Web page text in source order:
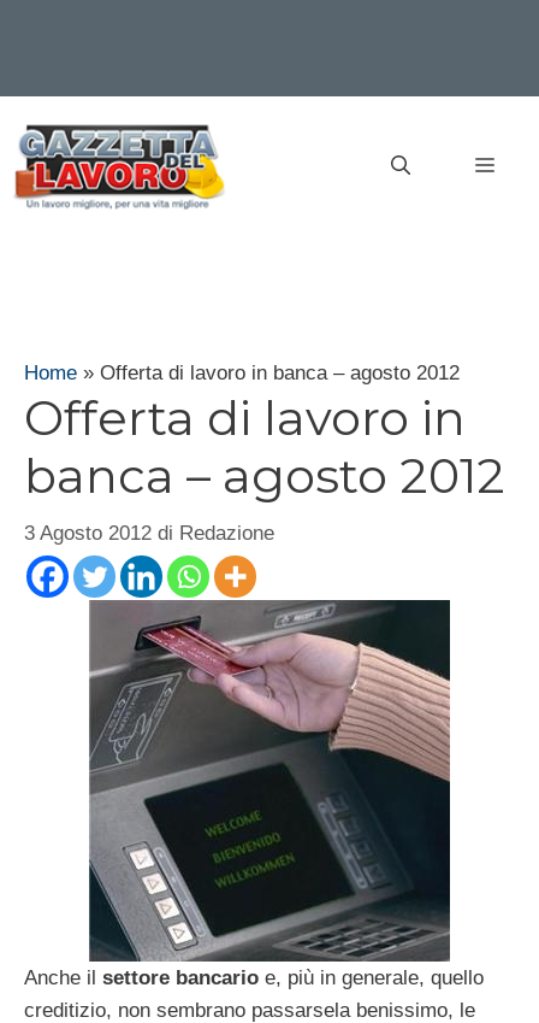
contenuto
Home » Offerta di lavoro in banca – agosto 2012
Offerta di lavoro in
banca – agosto 2012
3 Agosto 2012 di Redazione
Anche il settore bancario e, più in generale, quello
creditizio, non sembrano passarsela benissimo, le